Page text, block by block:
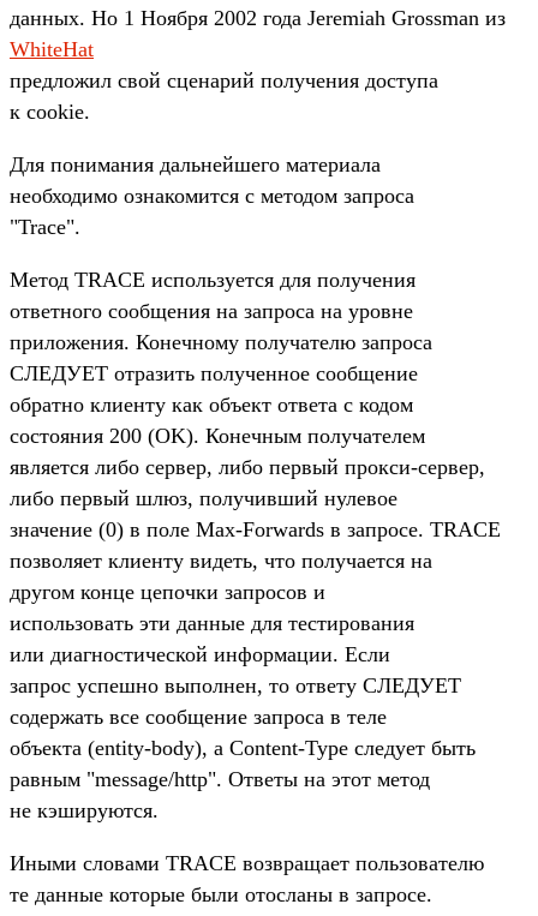
данных. Но 1 Ноября 2002 года Jeremiah Grossman из
WhiteHat
предложил свой сценарий получения доступа
к cookie.
Для понимания дальнейшего материала
необходимо ознакомится с методом запроса
"Trace".
Метод TRACE используется для получения
ответного сообщения на запроса на уровне
приложения. Конечному получателю запроса
СЛЕДУЕТ отразить полученное сообщение
обратно клиенту как объект ответа с кодом
состояния 200 (OK). Конечным получателем
является либо сервер, либо первый прокси-сервер,
либо первый шлюз, получивший нулевое
значение (0) в поле Max-Forwards в запросе. TRACE
позволяет клиенту видеть, что получается на
другом конце цепочки запросов и
использовать эти данные для тестирования
или диагностической информации. Если
запрос успешно выполнен, то ответу СЛЕДУЕТ
содержать все сообщение запроса в теле
объекта (entity-body), а Content-Type следует быть
равным "message/http". Ответы на этот метод
не кэшируются.
Иными словами TRACE возвращает пользователю
те данные которые были отосланы в запросе.